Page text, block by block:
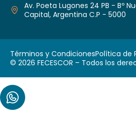
Av. Poeta Lugones 24 PB - Bº
Capital, Argentina C.P - 5000
© 2026 FECESCOR – Todos los
Términos y CondicionesPolítica de